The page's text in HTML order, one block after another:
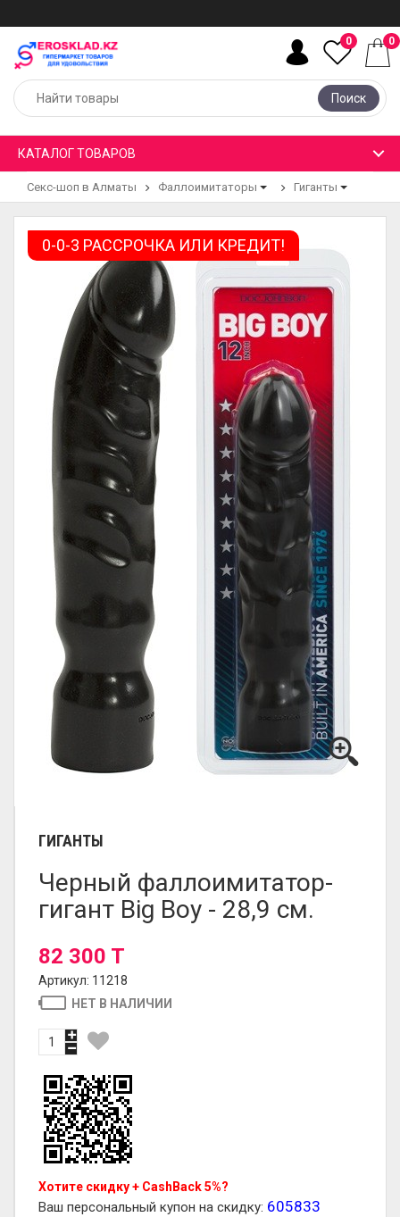
Поиск
0 0
КАТАЛОГ ТОВАРОВ
Секс-шоп в Алматы Фаллоимитаторы Гиганты
0-0-3 РАССРОЧКА ИЛИ КРЕДИТ!
ГИГАНТЫ
Черный фаллоимитатор-
гигант Big Boy - 28,9 см.
82 300 T
Артикул: 11218
НЕТ В НАЛИЧИИ
Хотите скидку + CashBack 5%?
Ваш персональный купон на скидку: 605833